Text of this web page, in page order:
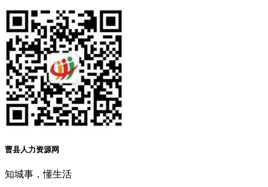
曹县人力资源网
知城事，懂生活